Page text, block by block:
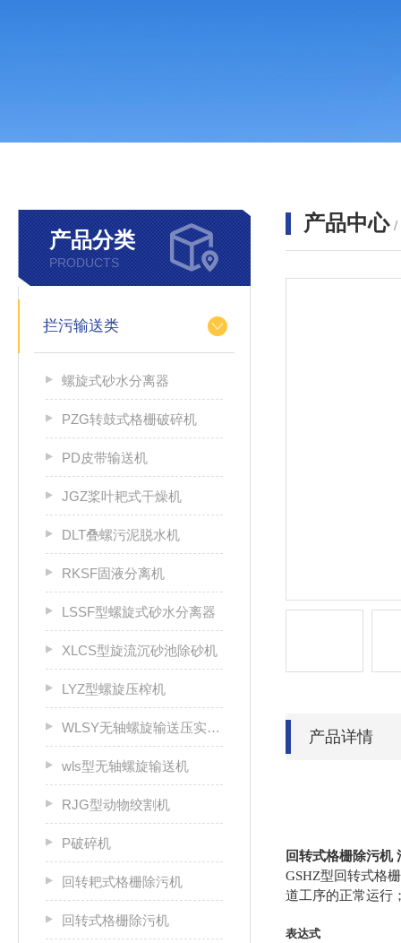
产品分类
PRODUCTS
拦污输送类
螺旋式砂水分离器
PZG转鼓式格栅破碎机
PD皮带输送机
JGZ桨叶耙式干燥机
DLT叠螺污泥脱水机
RKSF固液分离机
LSSF型螺旋式砂水分离器
XLCS型旋流沉砂池除砂机
LYZ型螺旋压榨机
WLSY无轴螺旋输送压实一体机
wls型无轴螺旋输送机
RJG型动物绞割机
P破碎机
回转耙式格栅除污机
回转式格栅除污机
产品中心 /
产品详情
回转式格栅除污机
GSHZ型回转式格
道工序的正常运行
表达式